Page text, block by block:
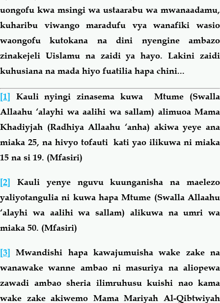
uongofu kwa msingi wa ustaarabu wa mwanaadamu,
kuharibu viwango maradufu vya wanafiki wasio
waongofu kutokana na dini nyengine ambazo
zinakejeli Uislamu na zaidi ya hayo. Lakini zaidi
kuhusiana na mada hiyo fuatilia hapa chini...
[1] Kauli nyingi zinasema kuwa Mtume (Swalla
Allaahu ‘alayhi wa aalihi wa sallam) alimuoa Mama
Khadiyjah (Radhiya Allaahu ‘anha) akiwa yeye ana
miaka 25, na hivyo tofauti kati yao ilikuwa ni miaka
15 na si 19. (Mfasiri)
[2] Kauli yenye nguvu kuunganisha na maelezo
yaliyotangulia ni kuwa hapa Mtume (Swalla Allaahu
‘alayhi wa aalihi wa sallam) alikuwa na umri wa
miaka 50. (Mfasiri)
[3] Mwandishi hapa kawajumuisha wake zake na
wanawake wanne ambao ni masuriya na aliopewa
zawadi ambao sheria ilimruhusu kuishi nao kama
wake zake akiwemo Mama Mariyah Al-Qibtwiyah